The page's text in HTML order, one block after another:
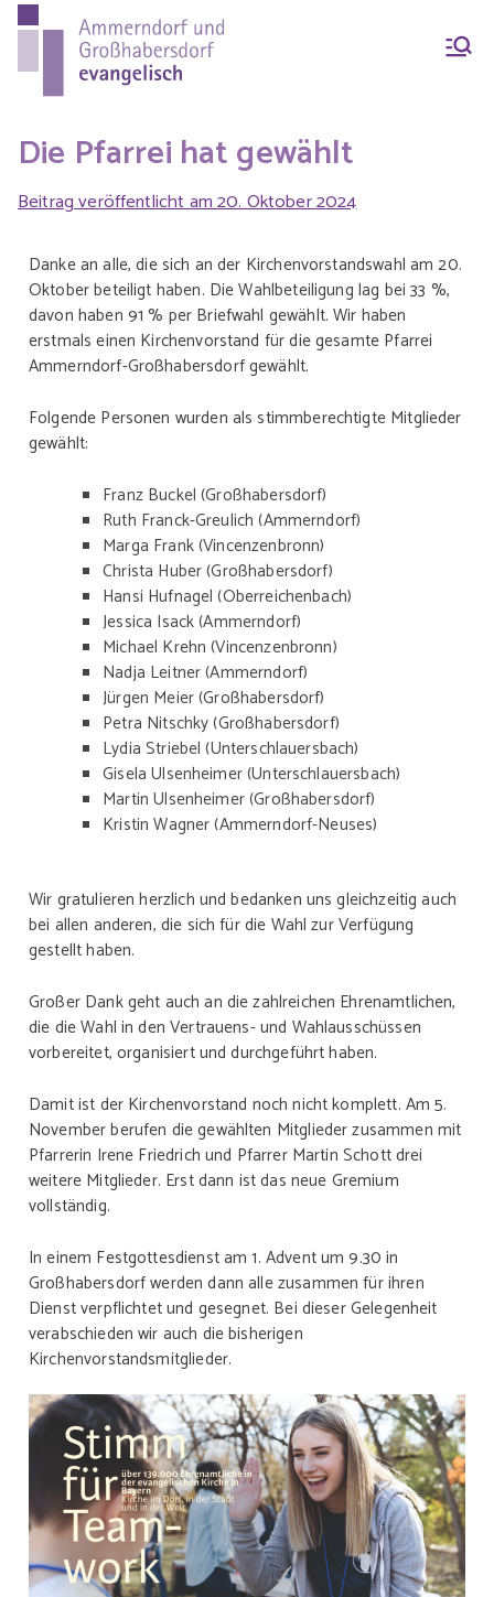
Ammern
dorf &
Großhab
ersdorf
evangeli
sch
Großhabersdorf
Die Pfarrei hat gewählt
Beitrag veröffentlicht am20. Oktober 2024
Danke an alle, die sich an der Kirchenvorstandswahl am 20.
Oktober beteiligt haben. Die Wahlbeteiligung lag bei 33 %,
davon haben 91 % per Briefwahl gewählt. Wir haben
erstmals einen Kirchenvorstand für die gesamte Pfarrei
Ammerndorf-Großhabersdorf gewählt.
Folgende Personen wurden als stimmberechtigte Mitglieder
gewählt:
Franz Buckel (Großhabersdorf)
Ruth Franck-Greulich (Ammerndorf)
Marga Frank (Vincenzenbronn)
Christa Huber (Großhabersdorf)
Hansi Hufnagel (Oberreichenbach)
Jessica Isack (Ammerndorf)
Michael Krehn (Vincenzenbronn)
Nadja Leitner (Ammerndorf)
Jürgen Meier (Großhabersdorf)
Petra Nitschky (Großhabersdorf)
Lydia Striebel (Unterschlauersbach)
Gisela Ulsenheimer (Unterschlauersbach)
Martin Ulsenheimer (Großhabersdorf)
Kristin Wagner (Ammerndorf-Neuses)
Wir gratulieren herzlich und bedanken uns gleichzeitig auch
bei allen anderen, die sich für die Wahl zur Verfügung
gestellt haben.
Großer Dank geht auch an die zahlreichen Ehrenamtlichen,
die die Wahl in den Vertrauens- und Wahlausschüssen
vorbereitet, organisiert und durchgeführt haben.
Damit ist der Kirchenvorstand noch nicht komplett. Am 5.
November berufen die gewählten Mitglieder zusammen mit
Pfarrerin Irene Friedrich und Pfarrer Martin Schott drei
weitere Mitglieder. Erst dann ist das neue Gremium
vollständig.
In einem Festgottesdienst am 1. Advent um 9.30 in
Großhabersdorf werden dann alle zusammen für ihren
Dienst verpflichtet und gesegnet. Bei dieser Gelegenheit
verabschieden wir auch die bisherigen
Kirchenvorstandsmitglieder.